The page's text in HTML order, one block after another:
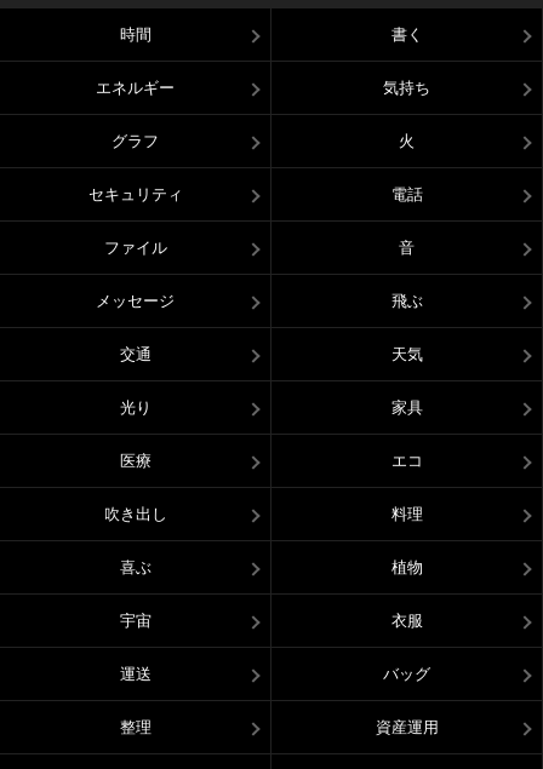
時間 書く
エネルギー 気持ち
グラフ 火
セキュリティ 電話
ファイル 音
メッセージ 飛ぶ
交通 天気
光り 家具
医療 エコ
吹き出し 料理
喜ぶ 植物
宇宙 衣服
運送 バッグ
整理 資産運用